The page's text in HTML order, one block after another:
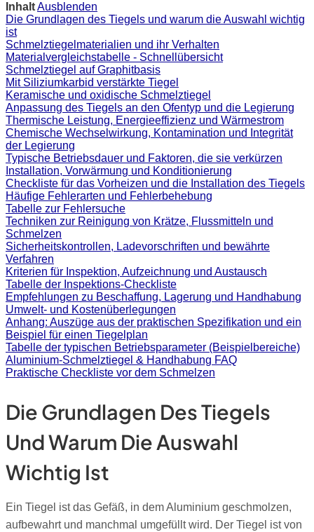
InhaltAusblenden
Die Grundlagen des Tiegels und warum die Auswahl wichtig
ist
Schmelztiegelmaterialien und ihr Verhalten
Materialvergleichstabelle - Schnellübersicht
Schmelztiegel auf Graphitbasis
Mit Siliziumkarbid verstärkte Tiegel
Keramische und oxidische Schmelztiegel
Anpassung des Tiegels an den Ofentyp und die Legierung
Thermische Leistung, Energieeffizienz und Wärmestrom
Chemische Wechselwirkung, Kontamination und Integrität
der Legierung
Typische Betriebsdauer und Faktoren, die sie verkürzen
Installation, Vorwärmung und Konditionierung
Checkliste für das Vorheizen und die Installation des Tiegels
Häufige Fehlerarten und Fehlerbehebung
Tabelle zur Fehlersuche
Techniken zur Reinigung von Krätze, Flussmitteln und
Schmelzen
Sicherheitskontrollen, Ladevorschriften und bewährte
Verfahren
Kriterien für Inspektion, Aufzeichnung und Austausch
Tabelle der Inspektions-Checkliste
Empfehlungen zu Beschaffung, Lagerung und Handhabung
Umwelt- und Kostenüberlegungen
Anhang: Auszüge aus der praktischen Spezifikation und ein
Beispiel für einen Tiegelplan
Tabelle der typischen Betriebsparameter (Beispielbereiche)
Aluminium-Schmelztiegel & Handhabung FAQ
Praktische Checkliste vor dem Schmelzen
Die Grundlagen Des Tiegels
Und Warum Die Auswahl
Wichtig Ist
Ein Tiegel ist das Gefäß, in dem Aluminium geschmolzen,
aufbewahrt und manchmal umgefüllt wird. Der Tiegel ist von